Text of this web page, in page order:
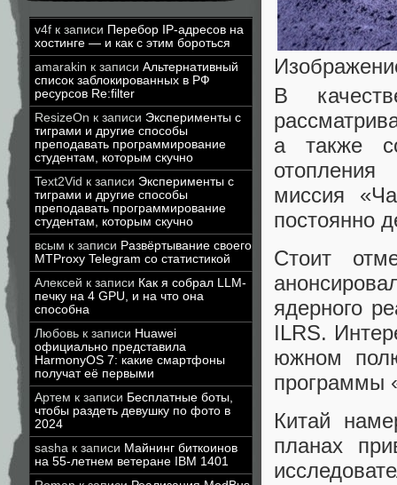
v4f к записи Перебор IP-адресов на
хостинге — и как с этим бороться
amarakin к записи Альтернативный
список заблокированных в РФ
ресурсов Re:filter
ResizeOn к записи Эксперименты с
тиграми и другие способы
преподавать программирование
студентам, которым скучно
Text2Vid к записи Эксперименты с
тиграми и другие способы
преподавать программирование
студентам, которым скучно
всым к записи Развёртывание своего
MTProxy Telegram со статистикой
Алексей к записи Как я собрал LLM-
печку на 4 GPU, и на что она
способна
Любовь к записи Huawei
официально представила
HarmonyOS 7: какие смартфоны
получат её первыми
Артем к записи Бесплатные боты,
чтобы раздеть девушку по фото в
2024
sasha к записи Майнинг биткоинов
на 55-летнем ветеране IBM 1401
В
а также
миссия
постоянно
Стоит
ядерного
ILRS.
южном
программы
Китай
планах